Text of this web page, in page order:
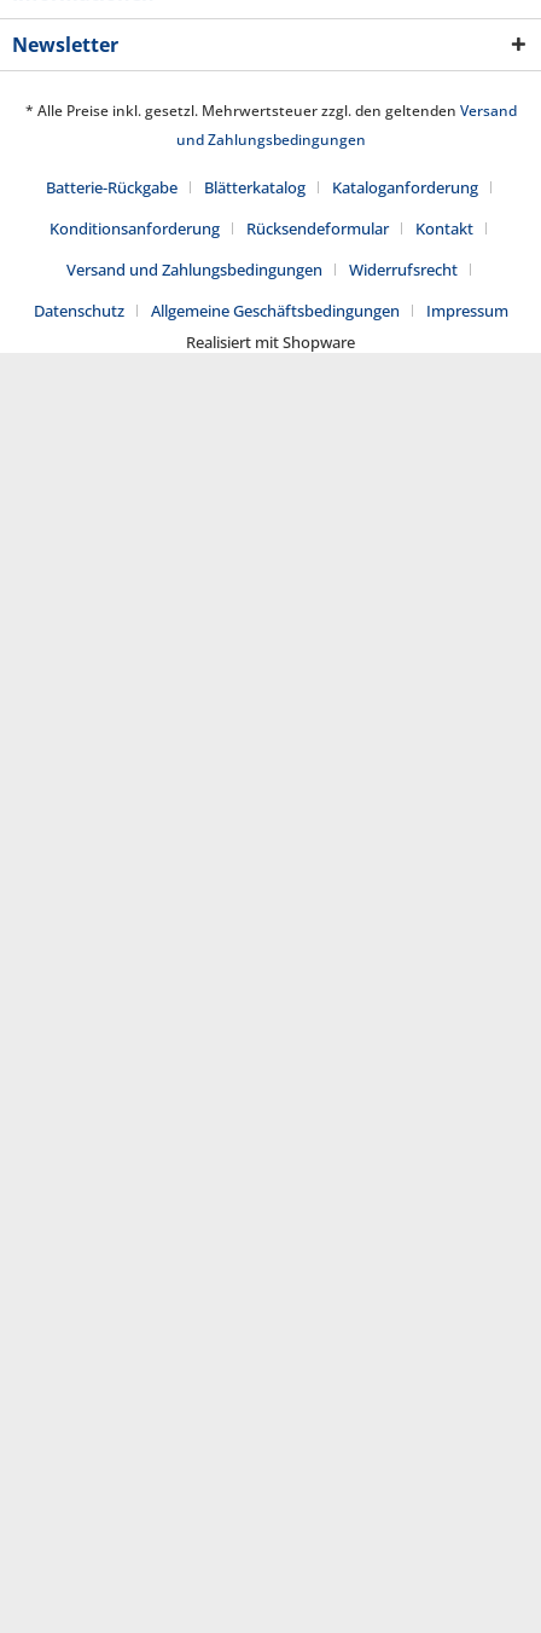
Newsletter
* Alle Preise inkl. gesetzl. Mehrwertsteuer zzgl. den geltenden Versand
und Zahlungsbedingungen
Batterie-Rückgabe Blätterkatalog
Kataloganforderung
Konditionsanforderung
Rücksendeformular
Kontakt
Versand und Zahlungsbedingungen
Widerrufsrecht
Datenschutz
Allgemeine Geschäftsbedingungen
Impressum
Realisiert mit Shopware